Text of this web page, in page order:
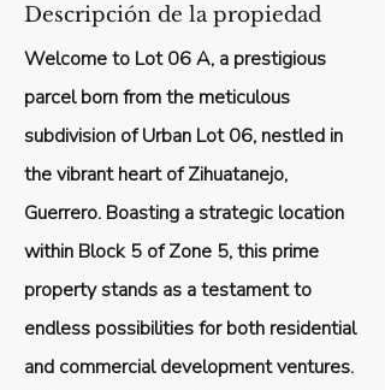
Descripción de la propiedad
Welcome to Lot 06 A, a prestigious
parcel born from the meticulous
subdivision of Urban Lot 06, nestled in
the vibrant heart of Zihuatanejo,
Guerrero. Boasting a strategic location
within Block 5 of Zone 5, this prime
property stands as a testament to
endless possibilities for both residential
and commercial development ventures.